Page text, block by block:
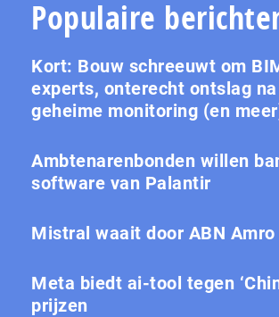
Populaire
Kort: Bouw schreeuwt om
experts, onterecht ontslag na
geheime monitoring (en
Ambtenarenbonden willen
software van Palantir
Mistral waait door ABN Amro
Meta biedt ai-tool tegen
prijzen